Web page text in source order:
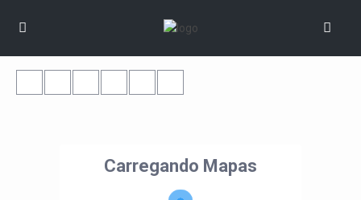
Carregando Mapas